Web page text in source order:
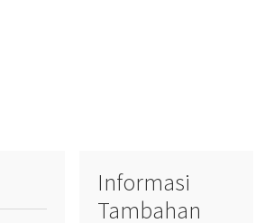
Informasi
Tambahan